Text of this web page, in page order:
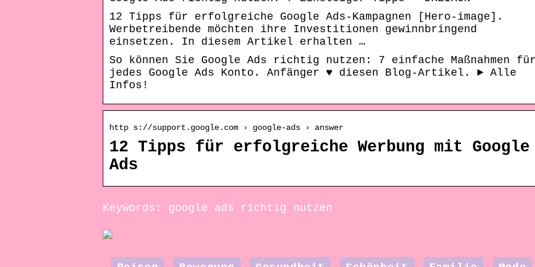
12 Tipps für erfolgreiche Google Ads-Kampagnen [Hero-image].
Werbetreibende möchten ihre Investitionen gewinnbringend
einsetzen. In diesem Artikel erhalten …
So können Sie Google Ads richtig nutzen: 7 einfache Maßnahmen
jedes Google Ads Konto. Anfänger ♥ diesen Blog-Artikel. ► Alle
Infos!
http s://support.google.com › google-ads › answer
12 Tipps für erfolgreiche Werbung mit Google
Ads
Keywords: google ads richtig nutzen